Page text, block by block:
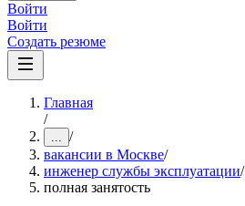
Войти
Войти
Создать резюме
Главная
/
... /
вакансии в Москве/
инженер службы эксплуатации/
полная занятость